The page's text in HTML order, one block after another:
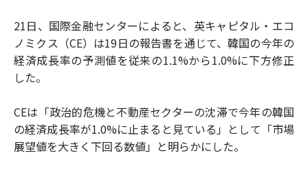
21日、国際金融センターによると、英キャピタル・エコ
ノミクス（CE）は19日の報告書を通じて、韓国の今年の
経済成長率の予測値を従来の1.1%から1.0%に下方修正
した。
CEは「政治的危機と不動産セクターの沈滞で今年の韓国
の経済成長率が1.0%に止まると見ている」として「市場
展望値を大きく下回る数値」と明らかにした。